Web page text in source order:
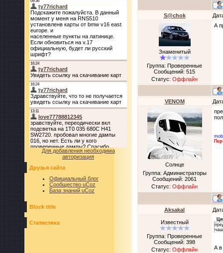
Для добавления необходима
авторизация
Друзья сайта
Официальный блог
Сообщество uCoz
База знаний uCoz
Block title
Статистика
S@chok
Знаменитый
Группа: Проверенные
Сообщений: 515
Статус: Оффлайн
А
VENOM
Солнце
Группа: Администраторы
Сообщений: 2061
Статус: Оффлайн
Aksakal
Известный
Группа: Проверенные
Сообщений: 398
Статус: Оффлайн А в